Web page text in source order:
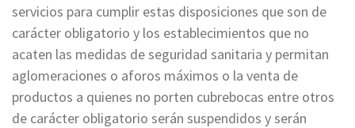
servicios para cumplir estas disposiciones que son de
carácter obligatorio y los establecimientos que no
acaten las medidas de seguridad sanitaria y permitan
aglomeraciones o aforos máximos o la venta de
productos a quienes no porten cubrebocas entre otros
de carácter obligatorio serán suspendidos y serán